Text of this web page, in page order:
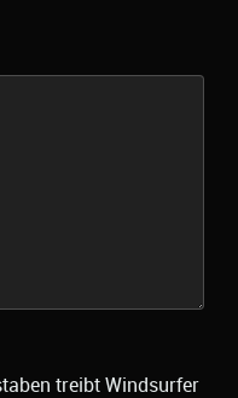
treibt Windsurfer